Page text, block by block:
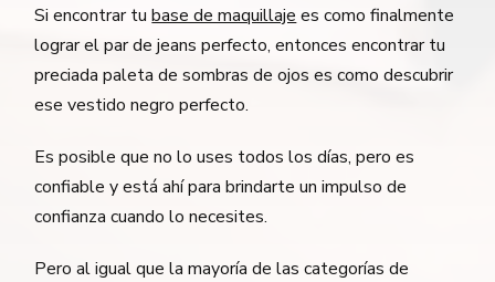
Si encontrar tubase de maquillaje es como finalmente
lograr el par de jeans perfecto, entonces encontrar tu
preciada paleta de sombras de ojos es como descubrir
ese vestido negro perfecto.
Es posible que no lo uses todos los días, pero es
confiable y está ahí para brindarte un impulso de
confianza cuando lo necesites.
Pero al igual que la mayoría de las categorías de